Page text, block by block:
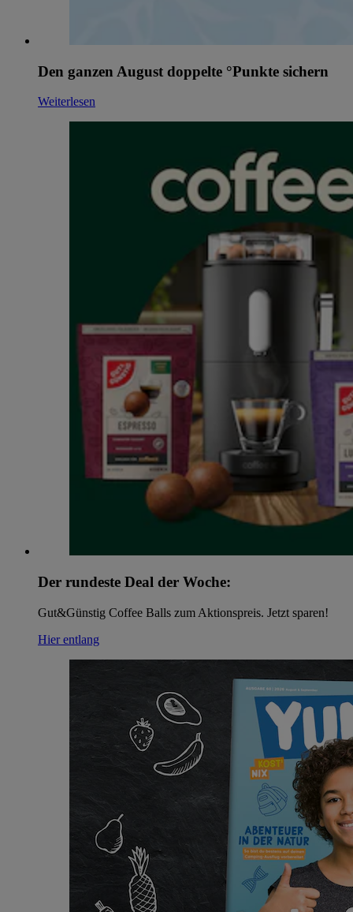
Den ganzen August doppelte °Punkte sichern
Weiterlesen
Der rundeste Deal der Woche:
Gut&Günstig Coffee Balls zum Aktionspreis. Jetzt sparen!
Hier entlang